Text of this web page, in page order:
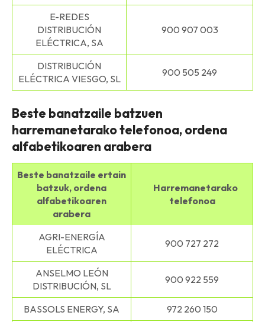
E-REDES
DISTRIBUCIÓN
ELÉCTRICA, SA
900 907 003
DISTRIBUCIÓN
ELÉCTRICA VIESGO, SL
900 505 249
Beste banatzaile batzuen
harremanetarako telefonoa, ordena
alfabetikoaren arabera
Beste banatzaile ertain
batzuk, ordena
alfabetikoaren
arabera
Harremanetarako
telefonoa
AGRI-ENERGÍA
ELÉCTRICA
900 727 272
ANSELMO LEÓN
DISTRIBUCIÓN, SL
900 922 559
BASSOLS ENERGY, SA
972 260 150